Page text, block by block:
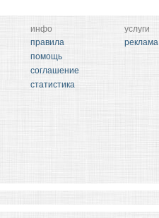
инфо
правила
помощь
соглашение
статистика
услуги
реклама